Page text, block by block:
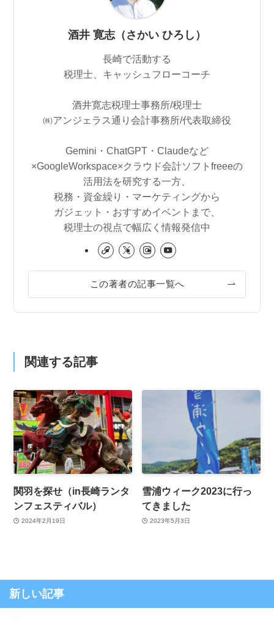
酒井 寛志（さかい ひろし）
長崎で活動する
税理士、キャッシュフローコーチ
酒井寛志税理士事務所/税理士
㈱アンジェラス通り会計事務所/代表取締役
Gemini・ChatGPT・Claudeなど
×GoogleWorkspace×クラウド会計ソフトfreeeの
活用法を研究する一方、
税務・資金繰り・マーケティングから
ガジェット・おすすめイベントまで、
税理士の視点で幅広く情報発信中
この著者の記事一覧へ
関連する記事
関羽を探せ（in長崎ランタ
ンフェスティバル）
2024年2月19日
雪浦ウィーク2023に行っ
てきました
2023年5月3日
新しい記事